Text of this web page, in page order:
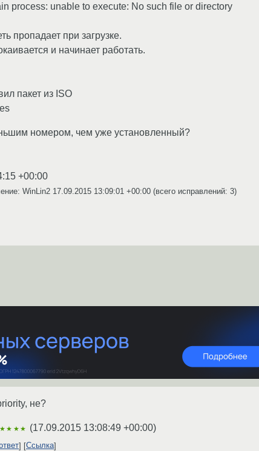
process: unable to execute: No such file or directory
пропадает при загрузке.
и начинает работать.
пакет из ISO
номером, чем уже установленный?
+00:00
WinLin2 17.09.2015 13:09:01 +00:00 (всего исправлений: 3)
не?
(17.09.2015 13:08:49 +00:00)
Ссылка